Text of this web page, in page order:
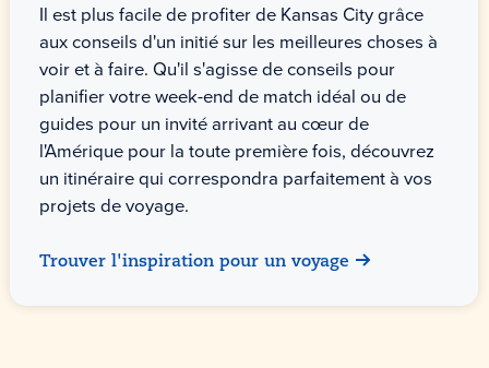
Il est plus facile de profiter de Kansas City grâce
aux conseils d'un initié sur les meilleures choses à
voir et à faire. Qu'il s'agisse de conseils pour
planifier votre week-end de match idéal ou de
guides pour un invité arrivant au cœur de
l'Amérique pour la toute première fois, découvrez
un itinéraire qui correspondra parfaitement à vos
projets de voyage.
Trouver l'inspiration pour un voyage